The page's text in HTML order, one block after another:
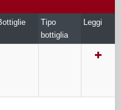
Tipo
bottiglia
Leggi